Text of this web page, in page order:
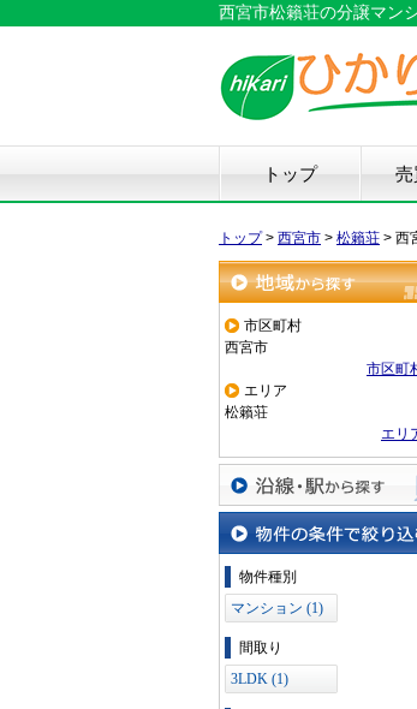
西宮市松籟荘の分譲マン
トップ 売
新築
中古
マン
土地
トップ> 西宮市 > 松籟荘 > 西
地域から探す
市区町村
西宮市
市区町
エリア
松籟荘
エリ
沿線・駅から探す
物件の条件で絞り込む
物件種別
マンション (1)
間取り
3LDK (1)